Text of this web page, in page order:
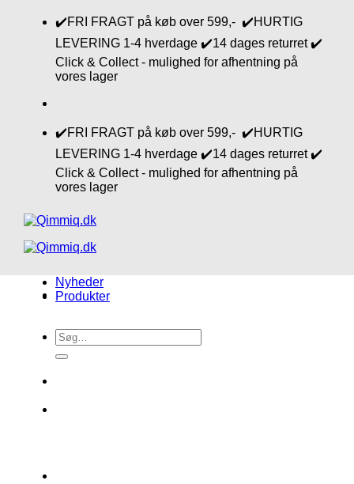
✔️FRI FRAGT på køb over 599,- ✔️HURTIG
LEVERING 1-4 hverdage ✔️14 dages returret ✔️
Click & Collect - mulighed for afhentning på
vores lager
✔️FRI FRAGT på køb over 599,- ✔️HURTIG
LEVERING 1-4 hverdage ✔️14 dages returret ✔️
Click & Collect - mulighed for afhentning på
vores lager
Søg
efter:
Nyheder
Produkter